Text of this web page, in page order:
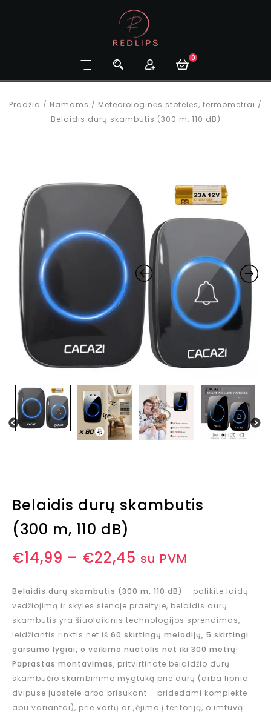
0
Pradžia / Namams / Meteorologinės stotelės, termometrai /
Belaidis durų skambutis (300 m, 110 dB)
Belaidis durų skambutis
(300 m, 110 dB)
€14,99 – €22,45 su PVM
Belaidis durų skambutis (300 m, 110 dB) – palikite laidų
vedžiojimą ir skyles sienoje praeityje, belaidis durų
skambutis yra šiuolaikinis technologijos sprendimas,
leidžiantis rinktis net iš 60 skirtingų melodijų, 5 skirtingi
garsumo lygiai, o veikimo nuotolis net iki 300 metrų!
Paprastas montavimas, pritvirtinate belaidžio durų
skambučio skambinimo mygtuką prie durų (arba lipnia
dvipuse juostele arba prisukant – pridedami komplekte
abu variantai), prie vartų ar įėjimo į teritoriją, o imtuvą